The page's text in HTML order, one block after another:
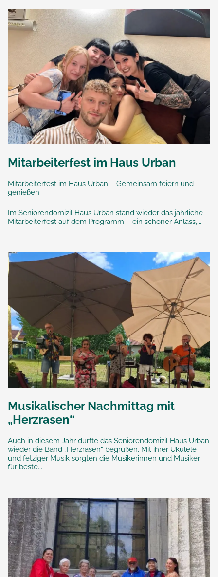
Mitarbeiterfest im Haus Urban
Mitarbeiterfest im Haus Urban – Gemeinsam feiern und
genießen
Im Seniorendomizil Haus Urban stand wieder das jährliche
Mitarbeiterfest auf dem Programm – ein schöner Anlass,...
Musikalischer Nachmittag mit
„Herzrasen“
Auch in diesem Jahr durfte das Seniorendomizil Haus Urban
wieder die Band „Herzrasen“ begrüßen. Mit ihrer Ukulele
und fetziger Musik sorgten die Musikerinnen und Musiker
für beste...